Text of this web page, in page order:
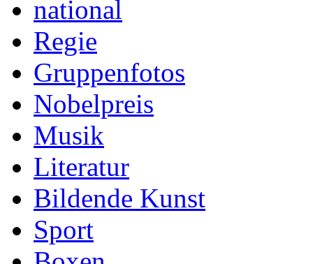
national
Regie
Gruppenfotos
Nobelpreis
Musik
Literatur
Bildende Kunst
Sport